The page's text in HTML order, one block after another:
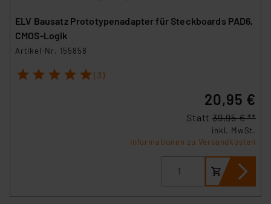
ELV Bausatz Prototypenadapter für Steckboards PAD6,
CMOS-Logik
Artikel-Nr. 155858
1 2 3 4 5 (3)
20,95 €
Statt 39,95 € **
inkl. MwSt.
Informationen zu Versandkosten